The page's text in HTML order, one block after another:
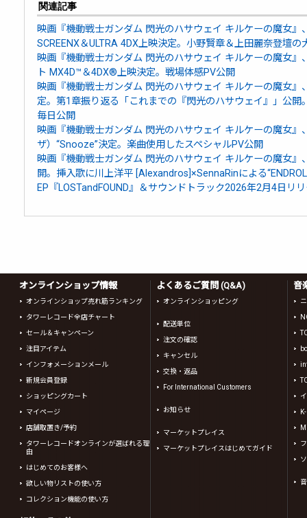
関連記事
映画『機動戦士ガンダム 閃光のハサウェイ キルケーの魔女』
SCREENX＆ULTRA 4DX上映決定。小野賢章＆上田麗奈登壇
映画『機動戦士ガンダム 閃光のハサウェイ キルケーの魔女
ト MX4D™＆4DX®上映決定。戦場体感PV公開
映画『機動戦士ガンダム 閃光のハサウェイ キルケーの魔女
定。第1章振り返る「これまでの『閃光のハサウェイ』」公
毎日公開
映画『機動戦士ガンダム 閃光のハサウェイ キルケーの魔女』
ザ）“Snooze”決定。楽曲使用したスペシャルPV公開
映画『機動戦士ガンダム 閃光のハサウェイ キルケーの魔女
開。挿入歌に川上洋平 [Alexandros]×SennaRinによる
EP『LOSTandFOUND』＆サウンドトラック2026年2月4日リ
オンラインショップ情報
オンラインショップ売れ筋ランキング
タワーレコード全店チャート
セール＆キャンペーン
注目アイテム
インフォメーションメール
新規会員登録
ショッピングカート
マイページ
店舗取置き/予約
タワーレコードオンラインが選ばれる理
由
はじめてのお客様へ
欲しい物リストの使い方
コレクション機能の使い方
よくあるご質問 (Q&A)
オンラインショッピング
配送単位
注文の確認
キャンセル
交換・返品
For International Customers
お知らせ
マーケットプレイス
マーケットプレイスはじめてガイド
音